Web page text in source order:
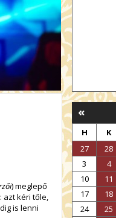
) meglepő
azt kéri tőle,
is lenni
«
H K
27
28
3
4
10
11
17
18
24
25